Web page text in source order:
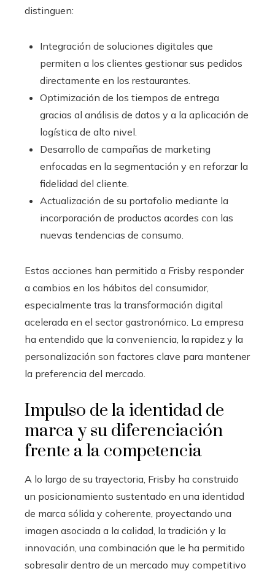
distinguen:
Integración de soluciones digitales que
permiten a los clientes gestionar sus pedidos
directamente en los restaurantes.
Optimización de los tiempos de entrega
gracias al análisis de datos y a la aplicación de
logística de alto nivel.
Desarrollo de campañas de marketing
enfocadas en la segmentación y en reforzar la
fidelidad del cliente.
Actualización de su portafolio mediante la
incorporación de productos acordes con las
nuevas tendencias de consumo.
Estas acciones han permitido a Frisby responder
a cambios en los hábitos del consumidor,
especialmente tras la transformación digital
acelerada en el sector gastronómico. La empresa
ha entendido que la conveniencia, la rapidez y la
personalización son factores clave para mantener
la preferencia del mercado.
Impulso de la identidad de
marca y su diferenciación
frente a la competencia
A lo largo de su trayectoria, Frisby ha construido
un posicionamiento sustentado en una identidad
de marca sólida y coherente, proyectando una
imagen asociada a la calidad, la tradición y la
innovación, una combinación que le ha permitido
sobresalir dentro de un mercado muy competitivo